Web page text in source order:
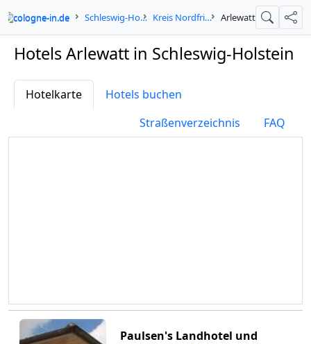
cologne-in.de Schleswig-Holstein Kreis Nordfriesland Arlewatt Suche
Hotels Arlewatt in Schleswig-Holstein
Hotelkarte
Hotels buchen
Straßenverzeichnis
FAQ
Paulsen's Landhotel und